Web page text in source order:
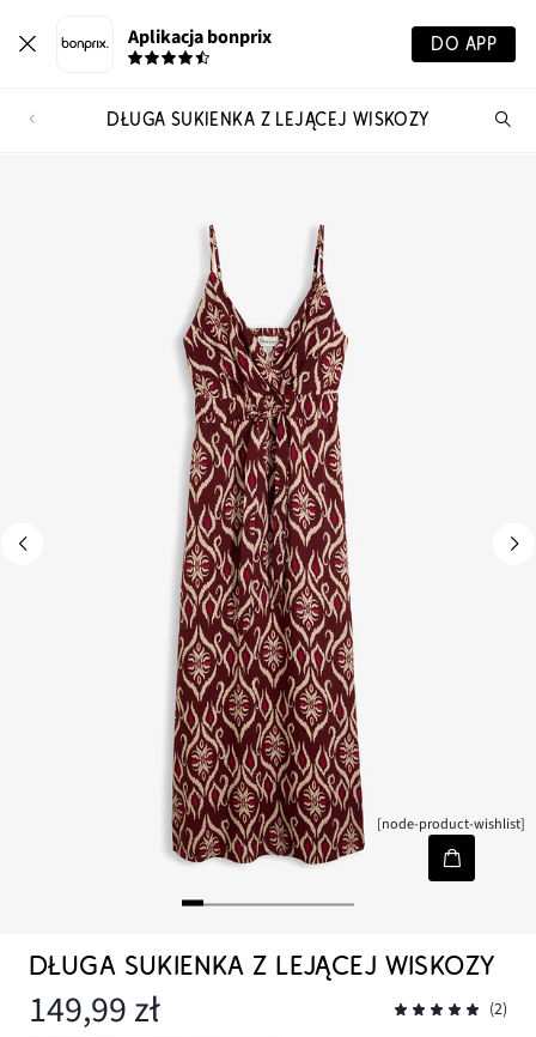
Aplikacja bonprix DO APP
DŁUGA SUKIENKA Z LEJĄCEJ WISKOZY
[node-product-wishlist]
DŁUGA SUKIENKA Z LEJĄCEJ WISKOZY
149,99 zł (2)